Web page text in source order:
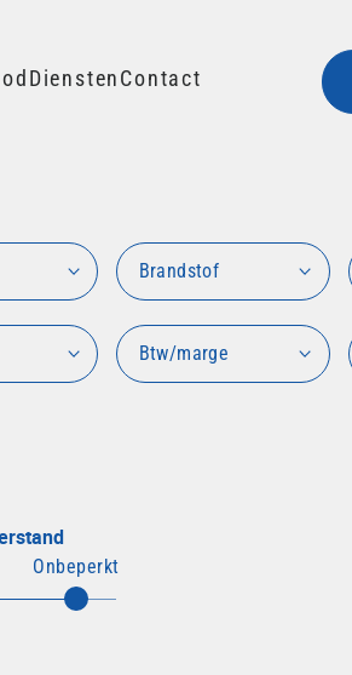
DienstenContact
Brandstof
Btw/marge
Onbeperkt